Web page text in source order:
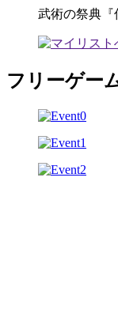
武術の祭典『
フリーゲー